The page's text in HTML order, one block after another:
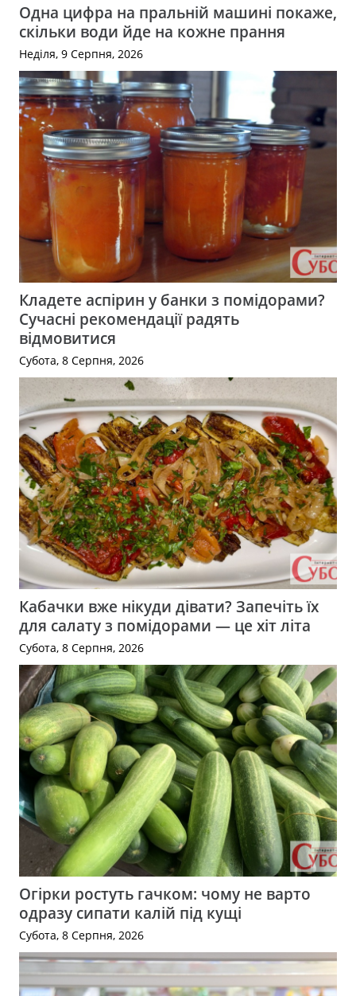
Одна цифра на пральній машині покаже,
скільки води йде на кожне прання
Неділя, 9 Серпня, 2026
Кладете аспірин у банки з помідорами?
Сучасні рекомендації радять
відмовитися
Субота, 8 Серпня, 2026
Кабачки вже нікуди дівати? Запечіть їх
для салату з помідорами — це хіт літа
Субота, 8 Серпня, 2026
Огірки ростуть гачком: чому не варто
одразу сипати калій під кущі
Субота, 8 Серпня, 2026